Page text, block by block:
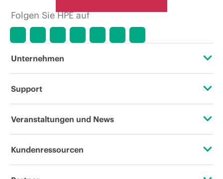
Folgen Sie HPE auf
Unternehmen
Über HPE
Unternehmensverantwortung
Support
Operational Support Services
Veranstaltungen und News
Veranstaltungen
Kundenressourcen
Kontaktieren Sie uns